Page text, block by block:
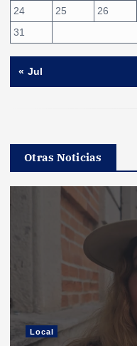
24
25 26
31
« Jul
Otras Noticias
Local